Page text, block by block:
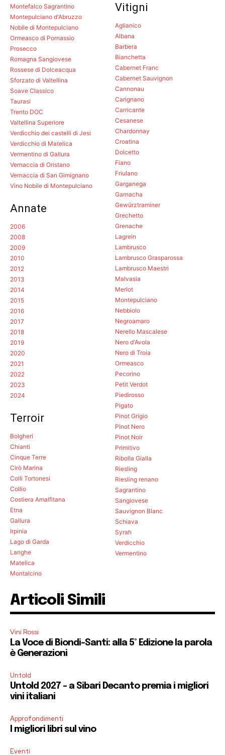
Montefalco Sagrantino
Montepulciano d'Abruzzo
Nobile di Montepulciano
Ormeasco di Pornassio
Prosecco
Romagna Sangiovese
Rossese di Dolceacqua
Sforzato di Valtellina
Soave Classico
Taurasi
Trento DOC
Valtellina Superiore
Verdicchio dei castelli di Jesi
Verdicchio di Matelica
Vermentino di Gallura
Vernaccia di Oristano
Vernaccia di San Gimignano
Vino Nobile di Montepulciano
Annate
2006
2008
2009
2010
2012
2013
2014
2015
2016
2017
2018
2019
2020
2021
2022
2023
2024
Terroir
Bolgheri
Chianti
Cinque Terre
Cirò Marina
Colli Tortonesi
Collio
Costiera Amalfitana
Etna
Gallura
Irpinia
Lago di Garda
Langhe
Matelica
Montalcino
Vitigni
Aglianico
Albana
Barbera
Bianchetta
Cabernet Franc
Cabernet Sauvignon
Cannonau
Carignano
Carricante
Cesanese
Chardonnay
Croatina
Dolcetto
Fiano
Friulano
Garganega
Garnacha
Gewürztraminer
Grechetto
Grenache
Lagrein
Lambrusco
Lambrusco Grasparossa
Lambrusco Maestri
Malvasia
Merlot
Montepulciano
Nebbiolo
Negroamaro
Nerello Mascalese
Nero d'Avola
Nero di Troia
Ormeasco
Pecorino
Petit Verdot
Piedirosso
Pigato
Pinot Grigio
Pinot Nero
Pinot Noir
Primitivo
Ribolla Gialla
Riesling
Riesling renano
Sagrantino
Sangiovese
Sauvignon Blanc
Schiava
Syrah
Verdicchio
Vermentino
Articoli Simili
Vini Rossi
La Voce di Biondi-Santi: alla 5° Edizione la parola
è Generazioni
Untold
Untold 2027 – a Sibari Decanto premia i migliori
vini italiani
Approfondimenti
I migliori libri sul vino
Eventi